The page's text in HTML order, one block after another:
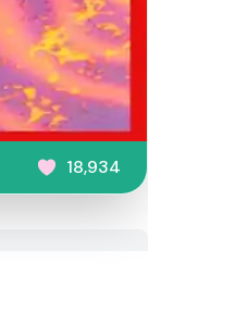
18,934